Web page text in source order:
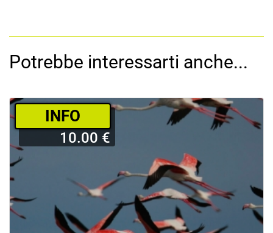
Potrebbe interessarti anche...
­INFO
10.00 €